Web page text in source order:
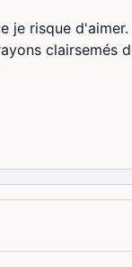
je risque
clairsemés